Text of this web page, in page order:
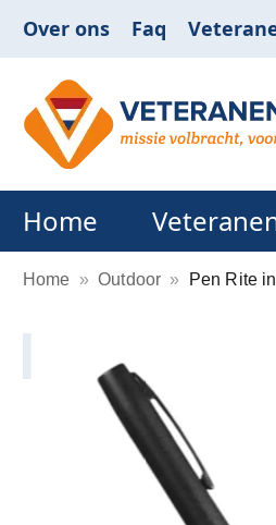
Over ons Faq
Home
Home » Outdoor » Pen Rite